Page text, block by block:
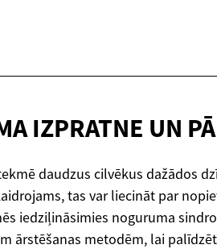
IZPRATNE UN
daudzus cilvēkus dažādos
tas var liecināt par
iedziļināsimies noguruma
ārstēšanas metodēm, lai